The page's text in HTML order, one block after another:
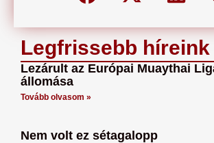
Legfrissebb híreink
Lezárult az Európai Muaythai
állomása
Tovább olvasom »
Nem volt ez sétagalopp